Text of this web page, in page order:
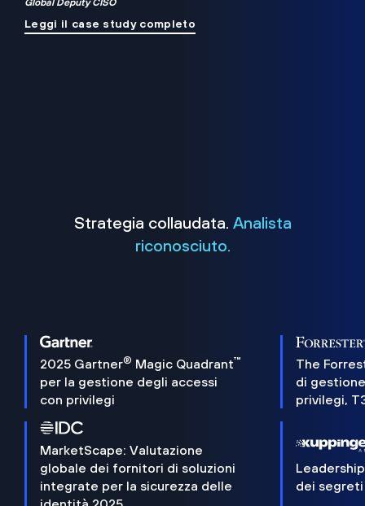
Global Deputy CISO
Leggi il case study completo
Strategia collaudata. Analista
riconosciuto.
2025 Gartner® Magic Quadrant™
per la gestione degli accessi
con privilegi
The
di
privilegi,
MarketScape: Valutazione
globale dei fornitori di soluzioni
integrate per la sicurezza delle
dei segreti